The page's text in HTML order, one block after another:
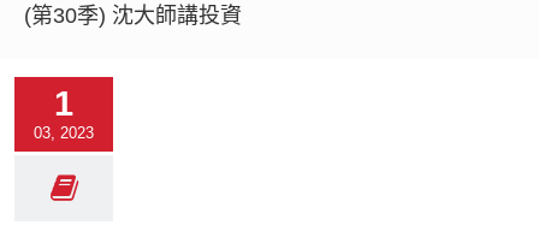
(第30季) 沈大師講投資
1
03, 2023